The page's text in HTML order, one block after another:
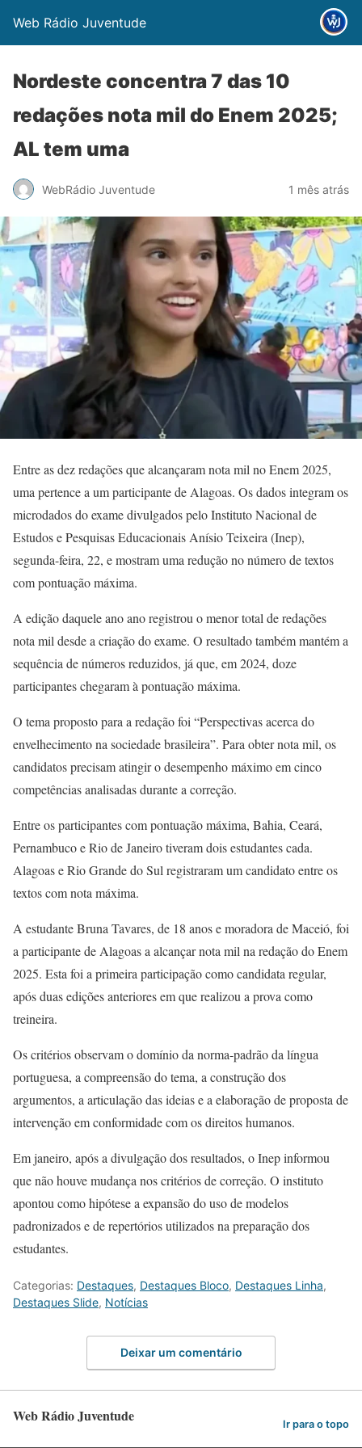
Web Rádio Juventude
Nordeste concentra 7 das 10
redações nota mil do Enem 2025;
AL tem uma
WebRádio Juventude 1 mês atrás
Entre as dez redações que alcançaram nota mil no Enem 2025,
uma pertence a um participante de Alagoas. Os dados integram os
microdados do exame divulgados pelo Instituto Nacional de
Estudos e Pesquisas Educacionais Anísio Teixeira (Inep),
segunda-feira, 22, e mostram uma redução no número de textos
com pontuação máxima.
A edição daquele ano ano registrou o menor total de redações
nota mil desde a criação do exame. O resultado também mantém a
sequência de números reduzidos, já que, em 2024, doze
participantes chegaram à pontuação máxima.
O tema proposto para a redação foi “Perspectivas acerca do
envelhecimento na sociedade brasileira”. Para obter nota mil, os
candidatos precisam atingir o desempenho máximo em cinco
competências analisadas durante a correção.
Entre os participantes com pontuação máxima, Bahia, Ceará,
Pernambuco e Rio de Janeiro tiveram dois estudantes cada.
Alagoas e Rio Grande do Sul registraram um candidato entre os
textos com nota máxima.
A estudante Bruna Tavares, de 18 anos e moradora de Maceió, foi
a participante de Alagoas a alcançar nota mil na redação do Enem
2025. Esta foi a primeira participação como candidata regular,
após duas edições anteriores em que realizou a prova como
treineira.
Os critérios observam o domínio da norma-padrão da língua
portuguesa, a compreensão do tema, a construção dos
argumentos, a articulação das ideias e a elaboração de proposta de
intervenção em conformidade com os direitos humanos.
Em janeiro, após a divulgação dos resultados, o Inep informou
que não houve mudança nos critérios de correção. O instituto
apontou como hipótese a expansão do uso de modelos
padronizados e de repertórios utilizados na preparação dos
estudantes.
Categorias: Destaques, Destaques Bloco, Destaques Linha,
Destaques Slide, Notícias
Deixar um comentário
Web Rádio Juventude Ir para o topo